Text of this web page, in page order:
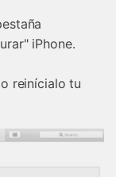
iPhone.
reinícialo tu